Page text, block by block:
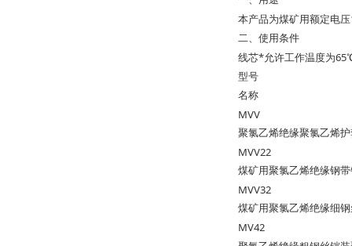
本产品为煤矿用额定电压
二、使用条件
线芯*允许工作温度为65
型号
名称
MVV
聚氯乙烯绝缘聚氯乙烯
MVV22
煤矿用聚氯乙烯绝缘钢
MVV32
煤矿用聚氯乙烯绝缘细
MV42